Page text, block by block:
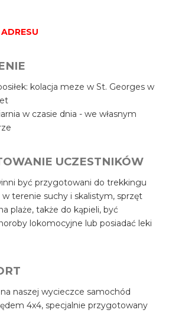
kolacja meze w St. Georges w
w czasie dnia - we własnym
UCZESTNIKÓW
być przygotowani do trekkingu
w terenie suchy i skalistym, sprzęt
plaże, także do kąpieli, być
lokomocyjne lub posiadać leki
naszej wycieczce samochód
4x4, specjalnie przygotowany